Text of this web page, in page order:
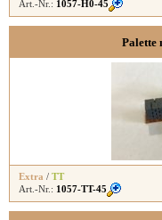
Art.-Nr.: 1057-H0-45
Palette
Extra / TT
Art.-Nr.: 1057-TT-45